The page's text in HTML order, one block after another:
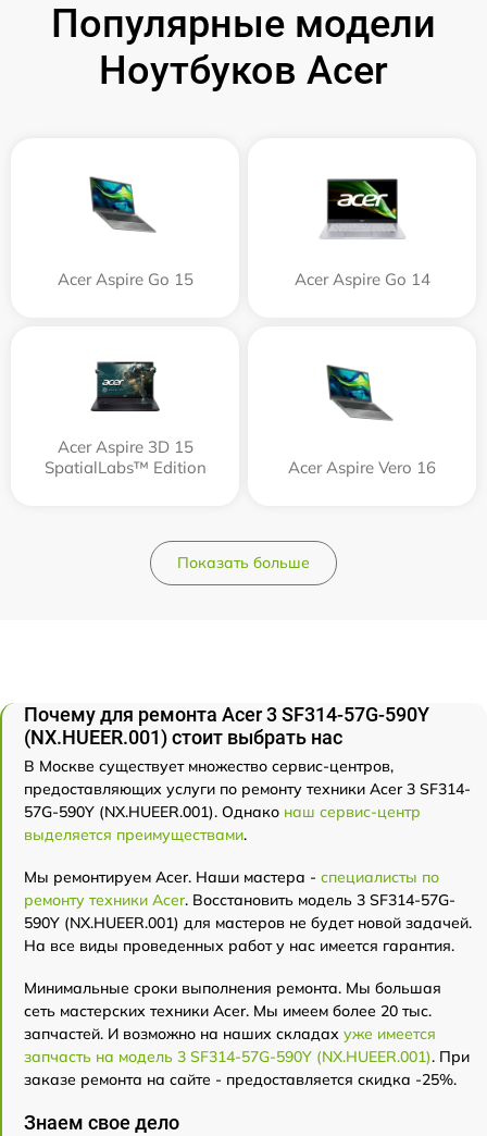
Популярные модели
Ноутбуков Acer
Acer Aspire Go 15 Acer Aspire Go 14
Acer Aspire 3D 15
SpatialLabs™ Edition
Acer Aspire Vero 16
Показать больше
Почему для ремонта Acer 3 SF314-57G-590Y
(NX.HUEER.001) стоит выбрать нас
В Москве существует множество сервис-центров,
предоставляющих услуги по ремонту техники Acer 3 SF314-
57G-590Y (NX.HUEER.001). Однако наш сервис-центр
выделяется преимуществами.
Мы ремонтируем Acer. Наши мастера - специалисты по
ремонту техники Acer. Восстановить модель 3 SF314-57G-
590Y (NX.HUEER.001) для мастеров не будет новой задачей.
На все виды проведенных работ у нас имеется гарантия.
Минимальные сроки выполнения ремонта. Мы большая
сеть мастерских техники Acer. Мы имеем более 20 тыс.
запчастей. И возможно на наших складах уже имеется
запчасть на модель 3 SF314-57G-590Y (NX.HUEER.001). При
заказе ремонта на сайте - предоставляется скидка -25%.
Знаем свое дело